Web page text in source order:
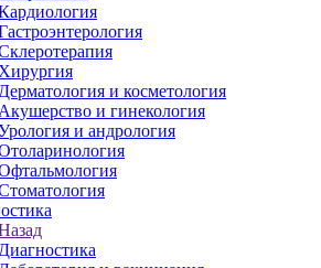
Хирургия
Дерматология и косметология
Акушерство и гинекология
и андрология
Диагностика